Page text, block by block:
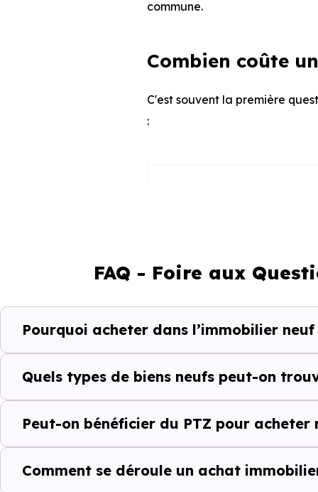
commune.
Combien coûte
C'est souvent la première
:
Maison
Ces prix varient selon la
programme. Notre moteur
Wissembourg (67160) selon
Avec 52 % de propriétaires
complémentaires : un
FAQ - Foire aux
Pourquoi acheter dans l’immobilier
Quels types de biens neufs peut-on
Peut-on bénéficier du PTZ pour acheter
Comment se déroule un achat